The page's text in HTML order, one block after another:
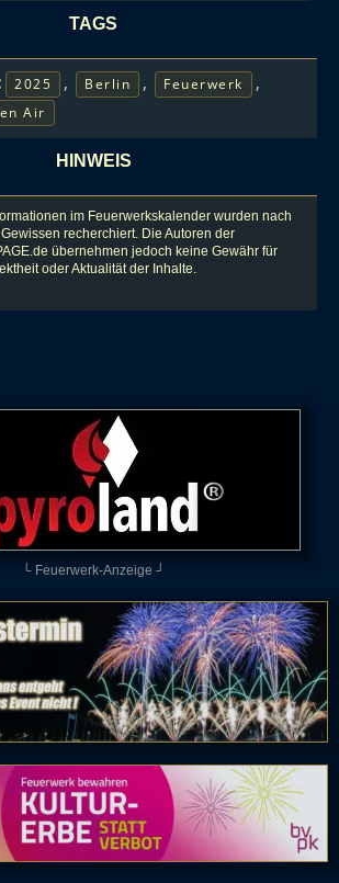
TAGS
2025 , Berlin , Feuerwerk ,
Air
HINWEIS
im Feuerwerkskalender wurden nach
recherchiert. Die Autoren der
übernehmen jedoch keine Gewähr für
oder Aktualität der Inhalte.
└ Feuerwerk-Anzeige ┘